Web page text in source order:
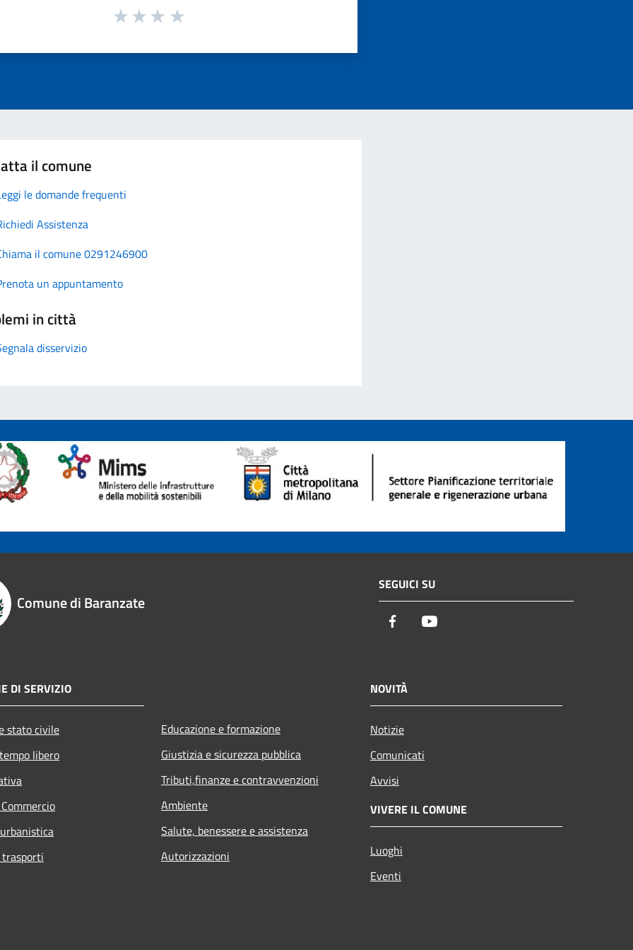
il comune
le domande frequenti
Assistenza
il comune 0291246900
un appuntamento
in città
disservizio
Comune di Baranzate
SEGUICI SU
Facebook
DI SERVIZIO
stato civile
libero
Educazione e formazione
Giustizia e sicurezza pubblica
Tributi,finanze e contravvenzioni
Ambiente
Salute, benessere e assistenza
Autorizzazioni
NOVITÀ
Notizie
Comunicati
Avvisi
VIVERE IL COMUNE
Luoghi
Eventi